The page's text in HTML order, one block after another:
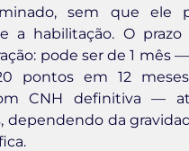
sem que ele
a habilitação. O prazo
pode ser de 1 mês
pontos em 12
CNH definitiva —
dependendo da